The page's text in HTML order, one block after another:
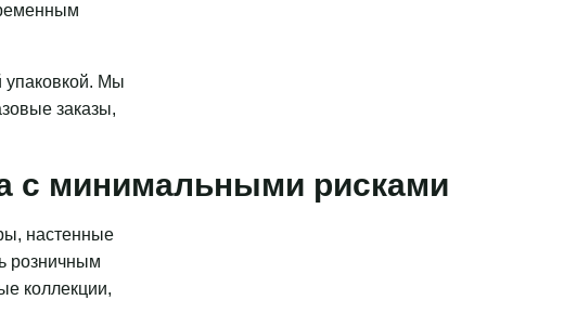
упаковкой. Мы
заказы,
с минимальными рисками
настенные
розничным
коллекции,